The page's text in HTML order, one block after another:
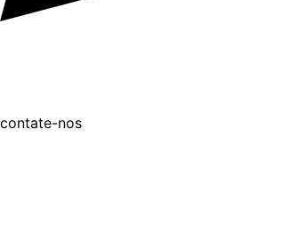
contate-nos